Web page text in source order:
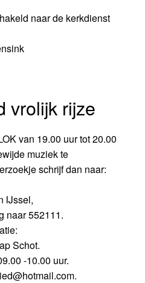
naar de kerkdienst
vrolijk rijze
van 19.00 uur tot 20.00
muziek te
schrijf dan naar:
IJssel,
naar 552111.
Schot.
-10.00 uur.